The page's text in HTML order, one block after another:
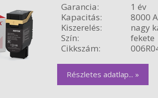
Garancia:
1 év
Kapacitás:
8000
Kiszerelés:
nagy
Szín:
fekete
Cikkszám:
Részletes adatlap... »